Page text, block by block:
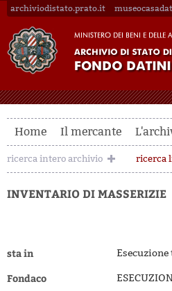
archiviodistato.prato.it
Home Il mercante
ricerca intero archivio ricerca
INVENTARIO DI MASSERIZIE
sta in
Fondaco